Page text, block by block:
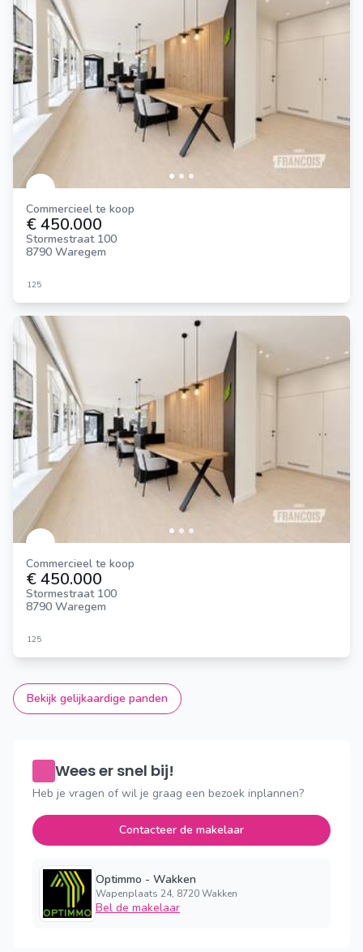
Commercieel te koop
€ 450.000
Stormestraat 100
8790 Waregem
125
Commercieel te koop
€ 450.000
Stormestraat 100
8790 Waregem
125
Bekijk gelijkaardige panden
Wees er snel bij!
Heb je vragen of wil je graag een bezoek inplannen?
Contacteer de makelaar
Optimmo - Wakken
Wapenplaats 24, 8720 Wakken
Bel de makelaar